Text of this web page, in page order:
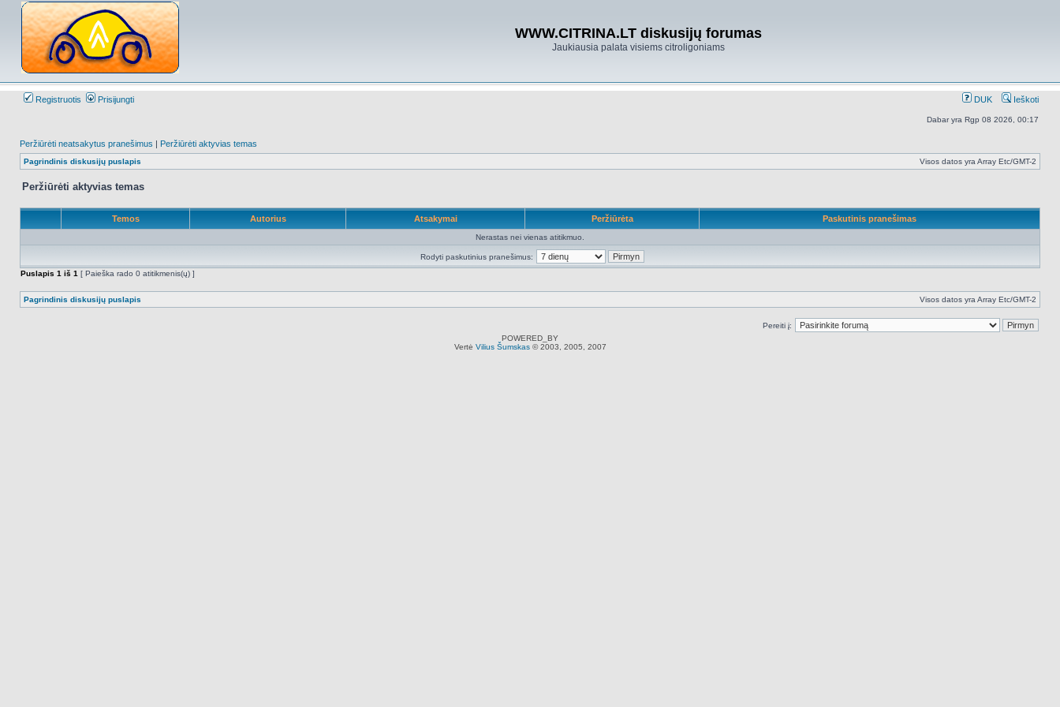
WWW.CITRINA.LT diskusijų forumas
Jaukiausia palata visiems citroligoniams
Registruotis Prisijungti DUK Ieškoti
Dabar yra Rgp 08 2026, 00:17
Peržiūrėti neatsakytus pranešimus | Peržiūrėti aktyvias temas
Pagrindinis diskusijų puslapis Visos datos yra Array Etc/GMT-2
Peržiūrėti aktyvias temas
Temos Autorius Atsakymai Peržiūrėta Paskutinis pranešimas
Nerastas nei vienas atitikmuo.
Rodyti paskutinius pranešimus:
Puslapis 1 iš 1 [ Paieška rado 0 atitikmenis(ų) ]
Pagrindinis diskusijų puslapis Visos datos yra Array Etc/GMT-2
Pereiti į:
POWERED_BY
Vertė Vilius Šumskas© 2003, 2005, 2007